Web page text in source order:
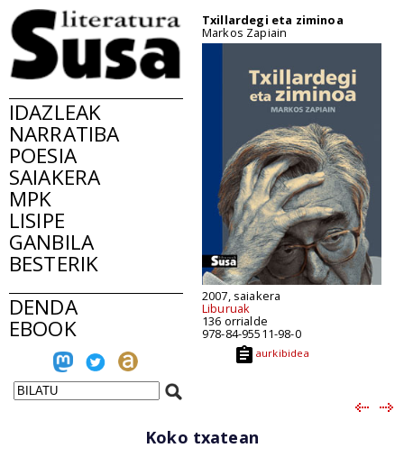
IDAZLEAK
NARRATIBA
POESIA
SAIAKERA
MPK
LISIPE
GANBILA
BESTERIK
DENDA
EBOOK
Txillardegi eta ziminoa
Markos Zapiain
2007, saiakera
Liburuak
136 orrialde
978-84-95511-98-0
aurkibidea
Koko txatean